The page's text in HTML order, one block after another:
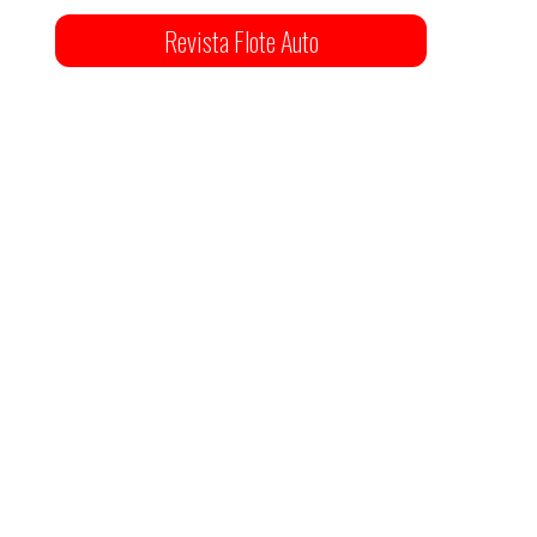
Revista Flote Auto